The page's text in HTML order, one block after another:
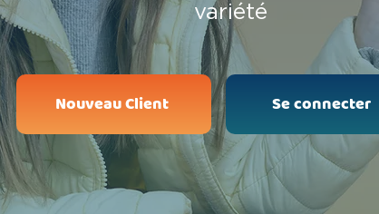
variété
Nouveau Client Se connecter